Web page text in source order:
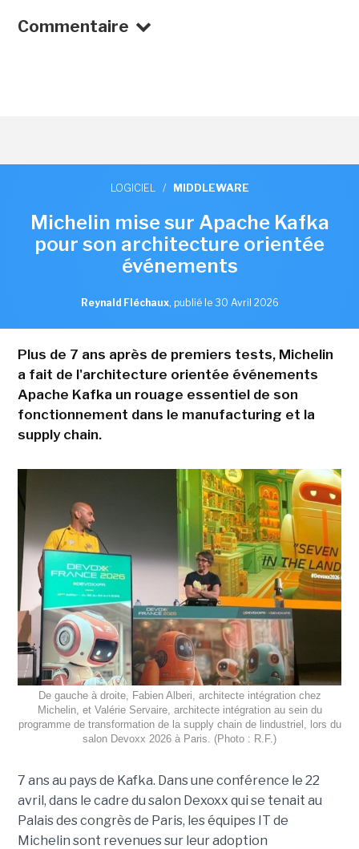
Commentaire
LOGICIEL / MIDDLEWARE
Michelin mise sur Apache Kafka
pour son architecture orientée
événements
Reynald Fléchaux, publié le 30 Avril 2026
Plus de 7 ans après de premiers tests, Michelin
a fait de l'architecture orientée événements
Apache Kafka un rouage essentiel de son
fonctionnement dans le manufacturing et la
supply chain.
De gauche à droite, Fabien Alberi, architecte intégration chez
Michelin, et Valérie Servaire, architecte intégration au sein du
programme de transformation de la supply chain de lindustriel, lors du
salon Devoxx 2026 à Paris. (Photo : R.F.)
7 ans au pays de Kafka. Dans une conférence le 22
avril, dans le cadre du salon Dexoxx qui se tenait au
Palais des congrès de Paris, les équipes IT de
Michelin sont revenues sur leur adoption